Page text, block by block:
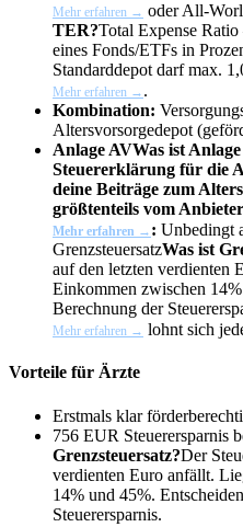
Mehr erfahren → oder All-
TER?Total Expense
eines Fonds/ETFs in
Standarddepot darf max.
Mehr erfahren → .
Kombination:
Altersvorsorgedepot
Anlage AVWas ist
Steuererklärung für die
deine Beiträge zum
größtenteils vom
Mehr erfahren → : Unbedingt
GrenzsteuersatzWas ist
auf den letzten verdienten
Einkommen zwischen
Berechnung der
Mehr erfahren → lohnt sich
Vorteile für Ärzte
Erstmals klar
756 EUR Steuerersparnis
Grenzsteuersatz?Der
verdienten Euro anfällt.
14% und 45%.
Steuerersparnis.